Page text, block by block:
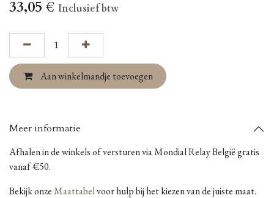
33,05 € Inclusief btw
Aan winkelmandje toevoegen
Meer informatie
Afhalen in de winkels of versturen via Mondial Relay België gratis
vanaf €50.
Bekijk onzeMaattabelvoor hulp bij het kiezen van de juiste maat.